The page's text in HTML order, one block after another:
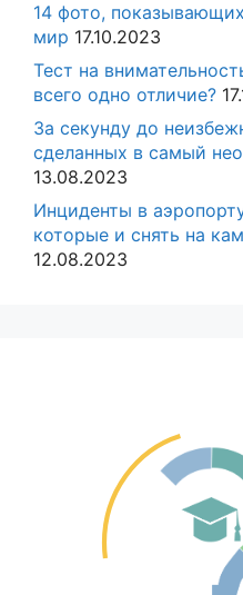
14 фото,
мир 17.10.2023
Тест на
всего одно отличие?
За секунду до
сделанных в самый
13.08.2023
Инциденты в
которые и снять на
12.08.2023